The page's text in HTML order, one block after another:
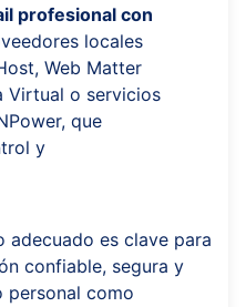
profesional con
locales
Web Matter
Virtual o servicios
que
y
adecuado es clave para
confiable, segura y
personal como